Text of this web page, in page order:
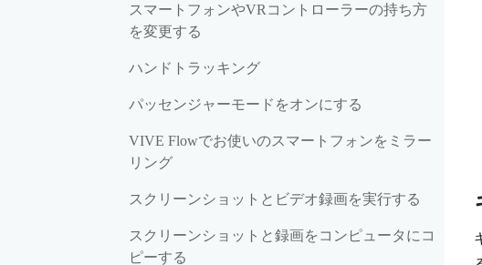
スマートフォンやVRコントローラーの持ち方
を変更する
ハンドトラッキング
パッセンジャーモードをオンにする
VIVE Flowでお使いのスマートフォンをミラー
リング
スクリーンショットとビデオ録画を実行する
スクリーンショットと録画をコンピュータにコ
ピーする